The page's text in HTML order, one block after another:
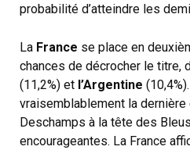
probabilité d’atteindre les
La France se place en
chances de décrocher le titre,
(11,2%) et l’Argentine
vraisemblablement la
Deschamps à la tête des
encourageantes. La France